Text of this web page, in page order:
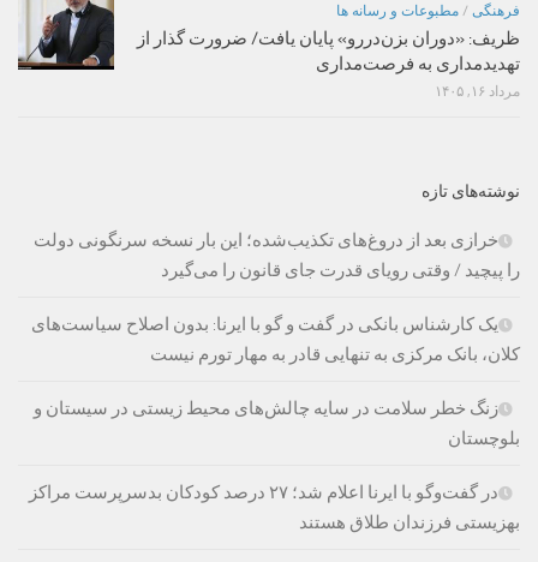
فرهنگی / مطبوعات و رسانه ها
ظریف: «دوران بزن‌دررو» پایان یافت/ ضرورت گذار از
تهدیدمداری به فرصت‌مداری
مرداد ۱۶, ۱۴۰۵
نوشته‌های تازه
خرازی بعد از دروغ‌های تکذیب‌شده؛ این بار نسخه سرنگونی دولت
را پیچید / وقتی رویای قدرت جای قانون را می‌گیرد
یک کارشناس بانکی در گفت و گو با ایرنا: بدون اصلاح سیاست‌های
کلان، بانک مرکزی به تنهایی قادر به مهار تورم نیست
زنگ خطر سلامت در سایه چالش‌های محیط زیستی در سیستان و
بلوچستان
در گفت‌وگو با ایرنا اعلام شد؛ ۲۷ درصد کودکان بدسرپرست مراکز
بهزیستی فرزندان طلاق هستند